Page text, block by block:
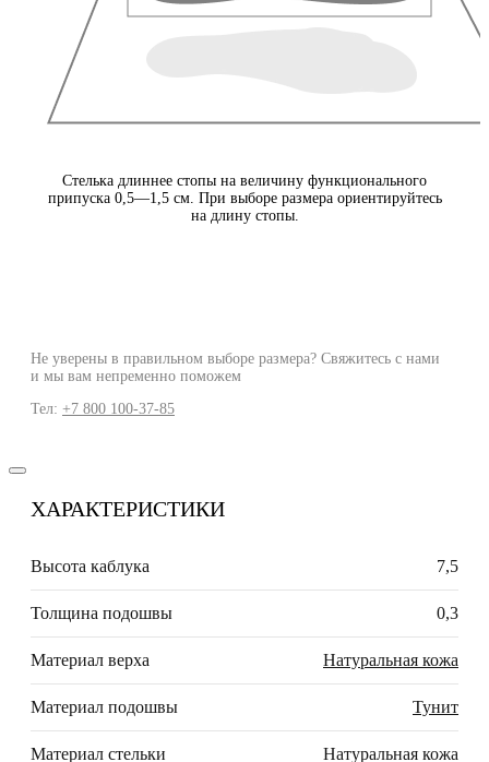
Стелька длиннее стопы на величину функционального
припуска 0,5—1,5 см. При выборе размера ориентируйтесь
на длину стопы.
Не уверены в правильном выборе размера? Свяжитесь с нами
и мы вам непременно поможем
Тел: +7 800 100-37-85
ХАРАКТЕРИСТИКИ
Высота каблука 7,5
Толщина подошвы 0,3
Материал верха Натуральная кожа
Материал подошвы Тунит
Материал стельки Натуральная кожа